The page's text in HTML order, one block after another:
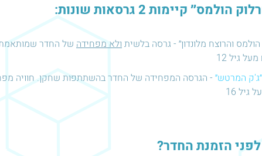
קיימות 2 גרסאות שונות:
והרוצח מלונדון״ - גרסה בלשיתולא מפחידה של החדר
גיל 12
המרטש״ - הגרסה המפחידה של החדר בהשתתפות שחקן. חוויה
גיל 16
הזמנת החדר?